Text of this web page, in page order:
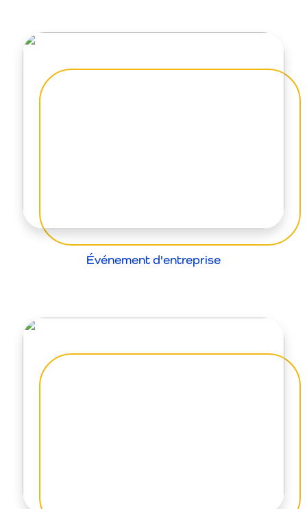
Événement d'entreprise